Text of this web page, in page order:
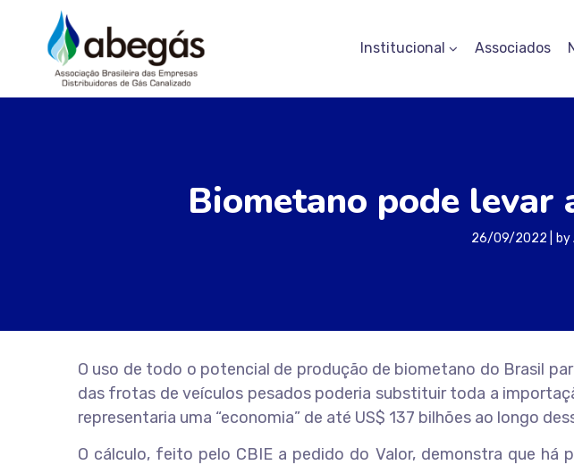
Institucional Associados
Biometano pode levar
26/09/2022 by
O uso de todo o potencial de produção de biometano do Brasil
das frotas de veículos pesados poderia substituir toda a
representaria uma “economia” de até US$ 137 bilhões ao longo
O cálculo, feito pelo CBIE a pedido do Valor, demonstra que há